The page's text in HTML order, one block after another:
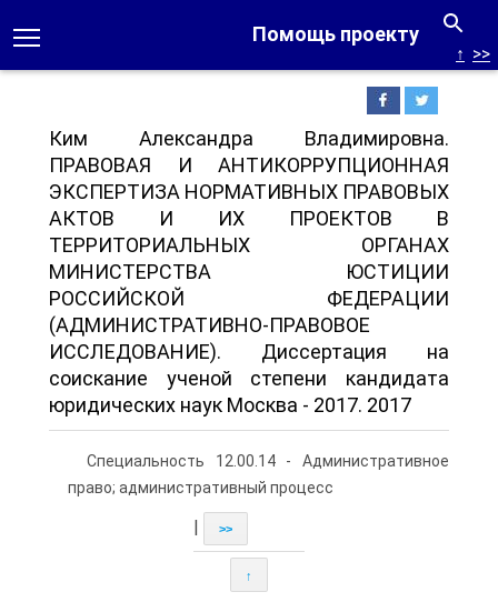
Помощь проекту
↑ >>
Ким Александра Владимировна.
ПРАВОВАЯ И АНТИКОРРУПЦИОННАЯ
ЭКСПЕРТИЗА НОРМАТИВНЫХ ПРАВОВЫХ
АКТОВ И ИХ ПРОЕКТОВ В
ТЕРРИТОРИАЛЬНЫХ ОРГАНАХ
МИНИСТЕРСТВА ЮСТИЦИИ
РОССИЙСКОЙ ФЕДЕРАЦИИ
(АДМИНИСТРАТИВНО-ПРАВОВОЕ
ИССЛЕДОВАНИЕ). Диссертация на
соискание ученой степени кандидата
юридических наук Москва - 2017. 2017
Специальность 12.00.14 - Административное
право; административный процесс
>>
↑